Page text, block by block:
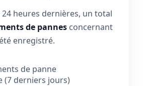
heures dernières, un total
de pannes concernant
enregistré.
de panne
(7 derniers jours)